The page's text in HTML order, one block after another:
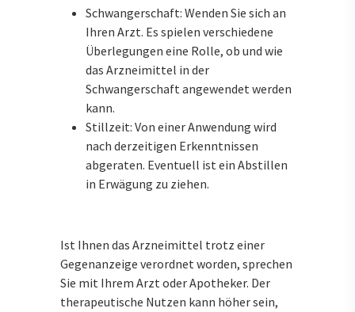
Schwangerschaft: Wenden Sie sich an
Ihren Arzt. Es spielen verschiedene
Überlegungen eine Rolle, ob und wie
das Arzneimittel in der
Schwangerschaft angewendet werden
kann.
Stillzeit: Von einer Anwendung wird
nach derzeitigen Erkenntnissen
abgeraten. Eventuell ist ein Abstillen
in Erwägung zu ziehen.
Ist Ihnen das Arzneimittel trotz einer
Gegenanzeige verordnet worden, sprechen
Sie mit Ihrem Arzt oder Apotheker. Der
therapeutische Nutzen kann höher sein,